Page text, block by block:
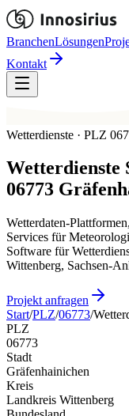
BranchenLösungen
Kontakt
Wetterdienste · PLZ
Wetterdienste
06773
Wetterdaten-
Services für
Software für
Wittenberg, Sachsen-
Projekt anfragen
Start/PLZ/06773/
PLZ
06773
Stadt
Gräfenhainichen
Kreis
Landkreis Wittenberg